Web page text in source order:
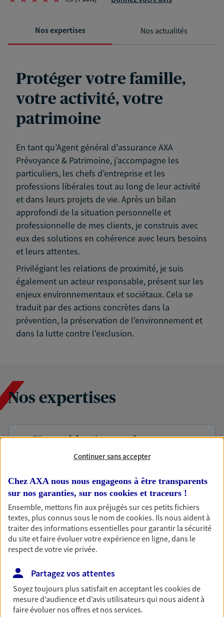
Nos expertises Nos actualités
Protéger votre famille,
votre activité, votre
patrimoine
En tant qu’Agent général d'assurance AXA
Prévoyance & Patrimoine, j’accompagne les
particuliers, les chefs d’entreprise et les
professions libérales tout au long de leur activité
et dans leurs projets de vie. Après un bilan
approfondi de la situation personnelle et
professionnelle de mes clients, je construis avec
eux des solutions en cohérence avec leurs besoins
et leurs attentes.
Privilégiant les relations de proximité, je suis
également un acteur responsable, présent sur les
enjeux environnementaux et sociétaux. Cela se
traduit par des actions concrètes dans la
prévention, la préservation de l'environnement et
dans la lutte contre l'exclusion.
Nos expertises
Vous aider à constituer une
épargne
fructifier votre épargne. Laquelle correspond à vos
objectifs ? Rien ne remplace les conseils d'un expert :
Assurance vie, PER, Livret… Faisons le point ensemble !
Optimiser votre fiscalité
En procédant à un bilan social et patrimonial, nous vous
aidons à optimiser votre fiscalité. Ensemble, nous
trouvons des solutions : assurance retraite, assurance
vie, placements…
Continuer sans accepter
Chez AXA nous nous engageons à être transparents
sur nos garanties, sur nos cookies et traceurs !
Ensemble, mettons fin aux préjugés sur ces petits fichiers
textes, plus connus sous le nom decookies. Ils nous aident à
traiter des informations essentielles pour garantir la sécurité
du site et faire évoluer votre expérience en ligne, dans le
respect de votre vie privée.
Partagez vos attentes
Soyez toujours plus satisfait en acceptant lescookiesde
mesure d’audience et d’avis utilisateurs qui nous aident à
faire évoluer nos offres et nos services.